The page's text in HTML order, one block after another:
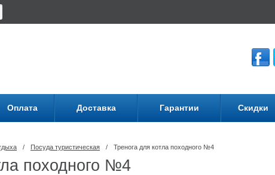
Оплата Доставка Гарантии Скидки
/ Посуда туриcтическая / Тренога для котла походного №4
походного №4